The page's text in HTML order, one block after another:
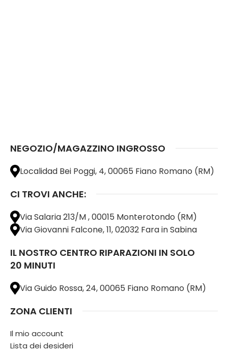
NEGOZIO/MAGAZZINO INGROSSO
Localidad Bei Poggi, 4, 00065 Fiano Romano (RM)
CI TROVI ANCHE:
Via Salaria 213/M , 00015 Monterotondo (RM)
Via Giovanni Falcone, 11, 02032 Fara in Sabina
IL NOSTRO CENTRO RIPARAZIONI IN SOLO
20 MINUTI
Via Guido Rossa, 24, 00065 Fiano Romano (RM)
ZONA CLIENTI
Il mio account
Lista dei desideri